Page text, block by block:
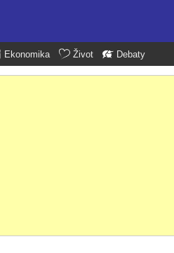
Ekonomika Život Debaty